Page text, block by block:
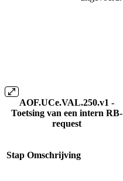
AOF.UCe.VAL.250.v1 -
Toetsing van een intern RB-
request
Stap Omschrijving